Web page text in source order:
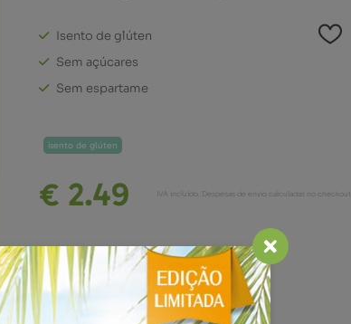
Isento de glúten
Sem açúcares
Sem espartame
isento de glúten
€ 2.49 IVA incluído. Despesas de envio calculadas no checkout.
x 1
49
x 12
€ 2.37/u